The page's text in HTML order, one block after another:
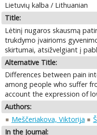
Lietuvių kalba / Lithuanian
Title:
Lėtinį nugaros skausmą
trukdymo įvairioms
skirtumai, atsižvelgiant į
Alternative Title:
Differences between pain
among people who suffer
account the expression of
Authors:
Meščeriakova, Viktorija
In the Journal: